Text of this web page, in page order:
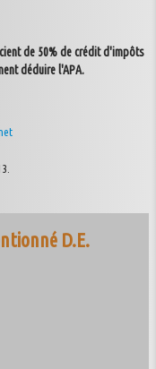
de 50% de crédit d'impôts
déduire l'APA.
D.E.